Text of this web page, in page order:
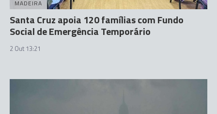
MADEIRA
Santa Cruz apoia 120 famílias com Fundo
Social de Emergência Temporário
2 Out 13:21